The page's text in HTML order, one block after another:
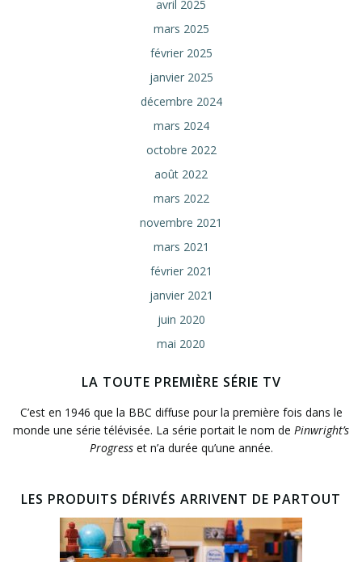
avril 2025
mars 2025
février 2025
janvier 2025
décembre 2024
mars 2024
octobre 2022
août 2022
mars 2022
novembre 2021
mars 2021
février 2021
janvier 2021
juin 2020
mai 2020
LA TOUTE PREMIÈRE SÉRIE TV
C’est en 1946 que la BBC diffuse pour la première fois dans le
monde une série télévisée. La série portait le nom de Pinwright’s
Progresset n’a durée qu’une année.
LES PRODUITS DÉRIVÉS ARRIVENT DE PARTOUT